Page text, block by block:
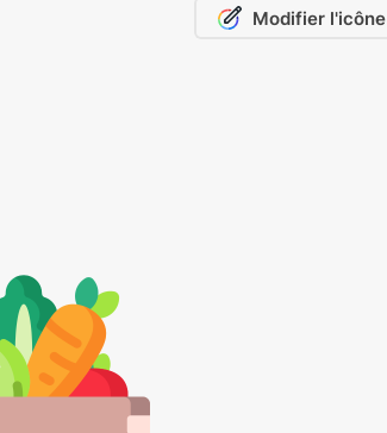
Modifier l'icône